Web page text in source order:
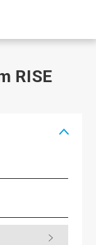
-
of
Applied
RISE